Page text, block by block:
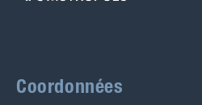
Coordonnées